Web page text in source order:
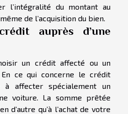
l’intégralité du montant au
de l’acquisition du bien.
auprès d’une
un crédit affecté ou un
ce qui concerne le crédit
à affecter spécialement un
voiture. La somme prêtée
d’autre qu’à l’achat de votre